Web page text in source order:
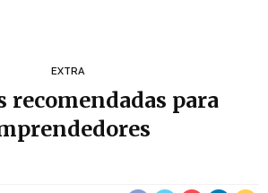
EXTRA
recomendadas para